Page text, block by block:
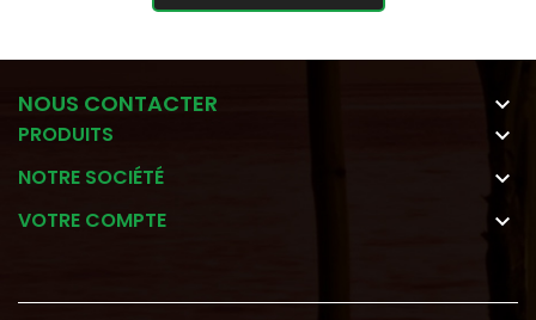
NOUS CONTACTER 
PRODUITS 
NOTRE SOCIÉTÉ 
VOTRE COMPTE 